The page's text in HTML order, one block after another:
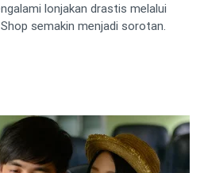
lonjakan drastis melalui
semakin menjadi sorotan.